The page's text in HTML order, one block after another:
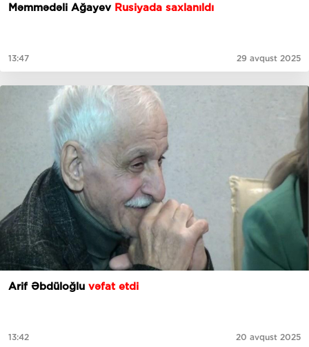
Məmmədəli AğayevRusiyada saxlanıldı
13:47 29 avqust 2025
Arif Əbdüloğlu vəfat etdi
13:42 20 avqust 2025